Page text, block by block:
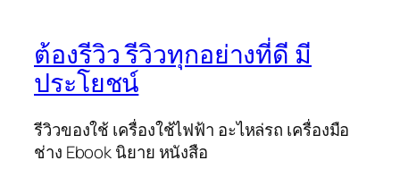
ต้องรีวิว รีวิวทุกอย่างที่ดี มี
ประโยชน์
รีวิวของใช้ เครื่องใช้ไฟฟ้า อะไหล่รถ เครื่องมือ
ช่าง Ebook นิยาย หนังสือ